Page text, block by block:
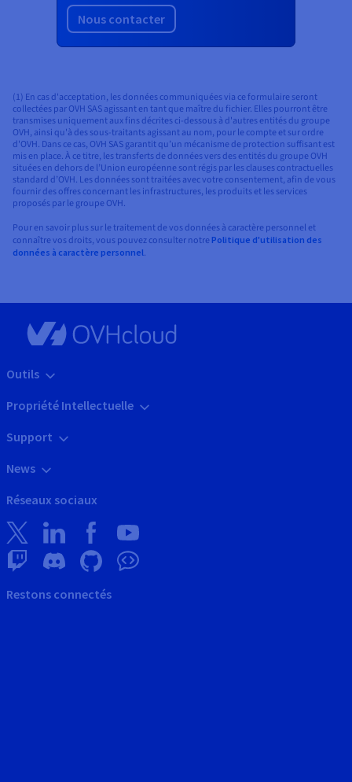
Nous contacter
(1) En cas d'acceptation, les données communiquées via ce formulaire seront
collectées par OVH SAS agissant en tant que maître du fichier. Elles pourront être
transmises uniquement aux fins décrites ci-dessous à d'autres entités du groupe
OVH, ainsi qu'à des sous-traitants agissant au nom, pour le compte et sur ordre
d'OVH. Dans ce cas, OVH SAS garantit qu’un mécanisme de protection suffisant est
mis en place. À ce titre, les transferts de données vers des entités du groupe OVH
situées en dehors de l’Union européenne sont régis par les clauses contractuelles
standard d’OVH. Les données sont traitées avec votre consentement, afin de vous
fournir des offres concernant les infrastructures, les produits et les services
proposés par le groupe OVH.
Pour en savoir plus sur le traitement de vos données à caractère personnel et
connaître vos droits, vous pouvez consulter notre Politique d'utilisation des
données à caractère personnel.
Outils
Propriété Intellectuelle
Support
News
Réseaux sociaux
Restons connectés